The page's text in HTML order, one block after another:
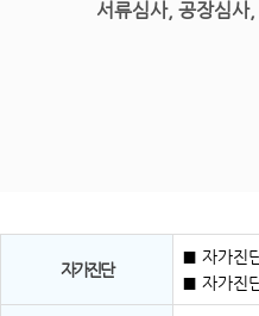
서류심사, 공장심사
자가진단
■ 자가진
■ 자가진